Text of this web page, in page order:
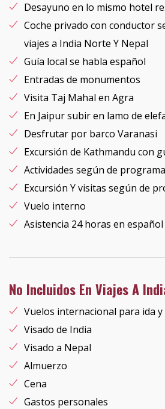
Desayuno en lo mismo hotel
Coche privado con conductor
viajes a India Norte Y Nepal
Guía local se habla español
Entradas de monumentos
Visita Taj Mahal en Agra
En Jaipur subir en lamo de
Desfrutar por barco Varanasi
Excursión de Kathmandu con
Actividades según de programa
Excursión Y visitas según de
Vuelo interno
Asistencia 24 horas en
No Incluidos En Viajes A
Vuelos internacional para ida y
Visado de India
Visado a Nepal
Almuerzo
Cena
Gastos personales